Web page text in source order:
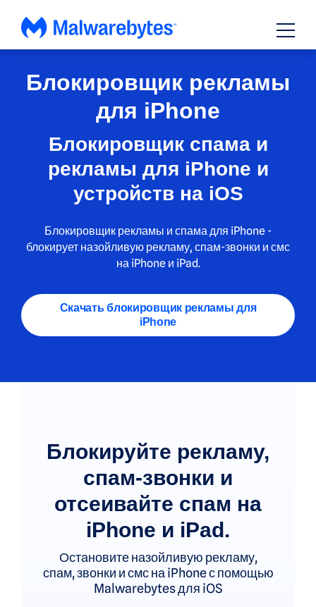
содержанию
Блокировщик рекламы
для iPhone
Блокировщик спама и
рекламы для iPhone и
устройств на iOS
Блокировщик рекламы и спама для iPhone -
блокирует назойливую рекламу, спам-звонки и смс
на iPhone и iPad.
Скачать блокировщик рекламы для
iPhone
Блокируйте рекламу,
спам-звонки и
отсеивайте спам на
iPhone и iPad.
Остановите назойливую рекламу,
спам, звонки и смс на iPhone с помощью
Malwarebytes для iOS